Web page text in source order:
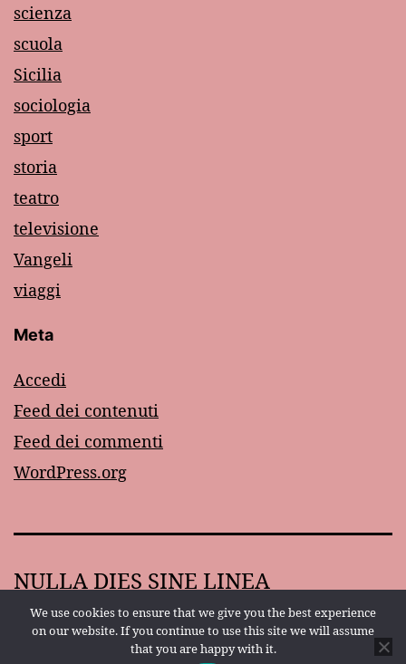
scienza
scuola
Sicilia
sociologia
sport
storia
teatro
televisione
Vangeli
viaggi
Meta
Accedi
Feed dei contenuti
Feed dei commenti
WordPress.org
NULLA DIES SINE LINEA
Proudly powered byWordPress.
We use cookies to ensure that we give you the best experience
on our website. If you continue to use this site we will assume
that you are happy with it.